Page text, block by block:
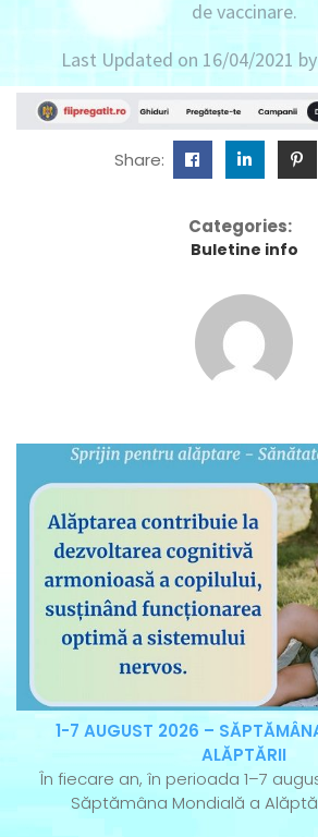
de vaccinare.
Last Updated on 16/04/2021 by
Share:
Categories:
Buletine info
1-7 AUGUST 2026 –
ALĂPTĂRII
În fiecare an, în perioada 1–7
Săptămâna Mondială a